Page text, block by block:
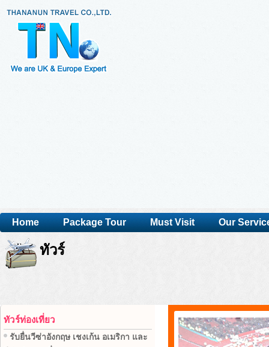
Home Package Tour Must Visit Our
ทัวร์
ทัวร์ท่องเที่ยว
รับยื่นวีซ่าอังกฤษ เชงเก้น อเมริกา และ